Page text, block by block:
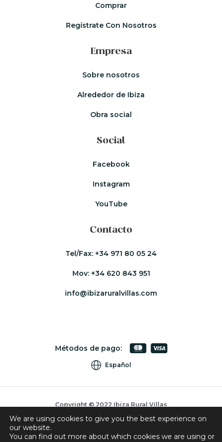
Comprar
Regístrate Con Nosotros
Empresa
Sobre nosotros
Alrededor de Ibiza
Obra social
Social
Facebook
Instagram
YouTube
Contacto
Tel/Fax: +34 971 80 05 24
Mov: +34 620 843 951
info@ibizaruralvillas.com
Métodos de pago:
Español
Copyright © 2022 Ibiza Rural Villas
Cookies
Privacidad
We are using cookies to give you the best experience on
our website.
You can find out more about which cookies we are using or